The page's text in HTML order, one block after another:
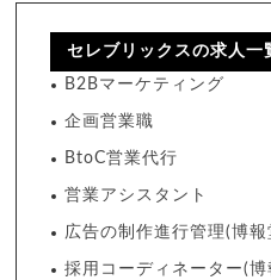
セレブリックスの求人
B2Bマーケティング
企画営業職
BtoC営業代行
営業アシスタント
広告の制作進行管理(博
採用コーディネーター(